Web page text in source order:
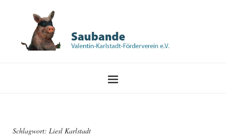
Schlagwort: Liesl Karlstadt